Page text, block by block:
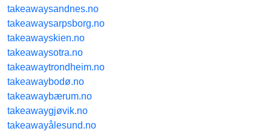
takeawaysandnes.no
takeawaysarpsborg.no
takeawayskien.no
takeawaysotra.no
takeawaytrondheim.no
takeawaybodø.no
takeawaybærum.no
takeawaygjøvik.no
takeawayålesund.no